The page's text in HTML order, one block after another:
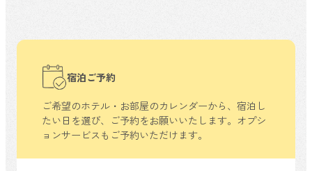
宿泊ご予約
ご希望のホテル・お部屋のカレンダーから、 宿泊し
たい日を選び、ご予約をお願いいたします。 オプシ
ョンサービスもご予約いただけます。